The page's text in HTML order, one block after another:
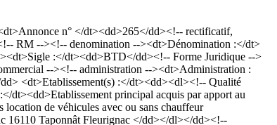
n° </dt><dd>265</dd><!-- rectificatif,
RM --><!-- denomination --><dt>Dénomination :</dt>
:</dt><dd>BTD</dd><!-- Forme Juridique -->
--><!-- administration --><dt>Administration :
<dt>Etablissement(s) :</dt><dd><dl><!-- Qualité
dt><dd>Etablissement principal acquis par apport au
de véhicules avec ou sans chauffeur
16110 Taponnât Fleurignac </dd></dl></dd><!--